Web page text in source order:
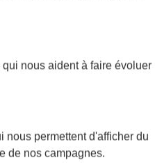
qui nous aident à faire évoluer
nous permettent d'afficher du
de nos campagnes.